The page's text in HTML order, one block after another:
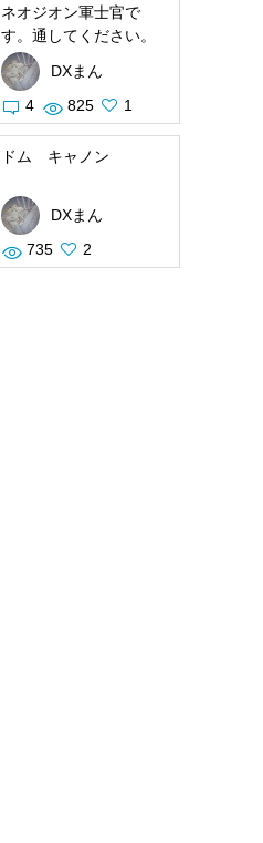
ネオジオン軍士官で
す。通してください。
DXまん
4
825 1
ドム キャノン
DXまん
735
2